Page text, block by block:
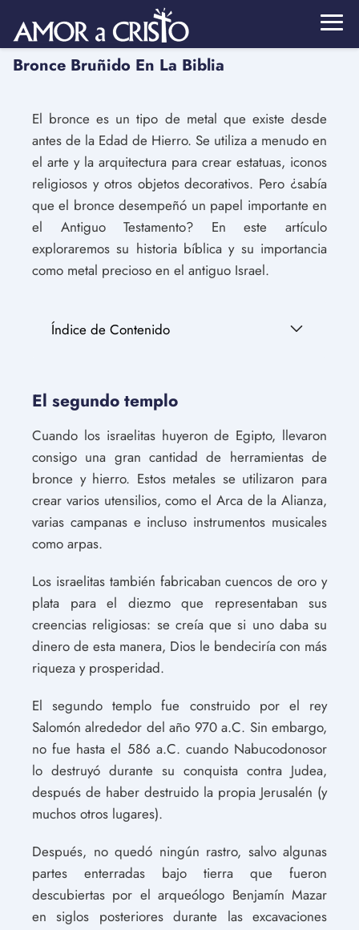
Bronce Bruñido En La Biblia
El bronce es un tipo de metal que existe desde
antes de la Edad de Hierro. Se utiliza a menudo en
el arte y la arquitectura para crear estatuas, iconos
religiosos y otros objetos decorativos. Pero ¿sabía
que el bronce desempeñó un papel importante en
el Antiguo Testamento? En este artículo
exploraremos su historia bíblica y su importancia
como metal precioso en el antiguo Israel.
Índice de Contenido
El segundo templo
Cuando los israelitas huyeron de Egipto, llevaron
consigo una gran cantidad de herramientas de
bronce y hierro. Estos metales se utilizaron para
crear varios utensilios, como el Arca de la Alianza,
varias campanas e incluso instrumentos musicales
como arpas.
Los israelitas también fabricaban cuencos de oro y
plata para el diezmo que representaban sus
creencias religiosas: se creía que si uno daba su
dinero de esta manera, Dios le bendeciría con más
riqueza y prosperidad.
El segundo templo fue construido por el rey
Salomón alrededor del año 970 a.C. Sin embargo,
no fue hasta el 586 a.C. cuando Nabucodonosor
lo destruyó durante su conquista contra Judea,
después de haber destruido la propia Jerusalén (y
muchos otros lugares).
Después, no quedó ningún rastro, salvo algunas
partes enterradas bajo tierra que fueron
descubiertas por el arqueólogo Benjamín Mazar
en siglos posteriores durante las excavaciones